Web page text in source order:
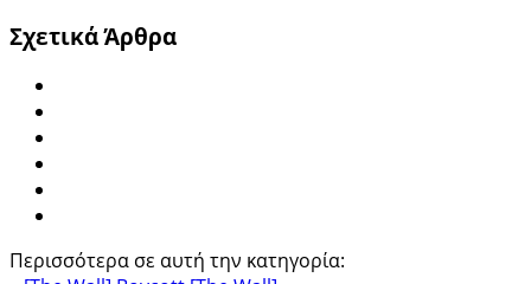
Σχετικά Άρθρα
Περισσότερα σε αυτή την κατηγορία: